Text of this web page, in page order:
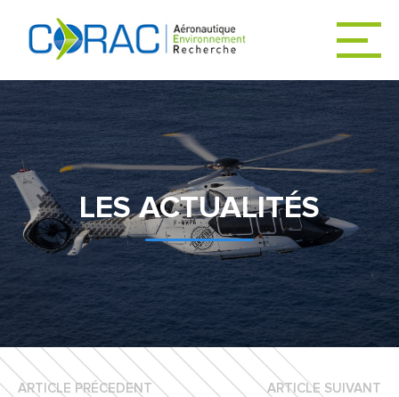
ACCUEIL
ACTUALITÉS
LE CORAC
DÉCARBONER
L’AVIATION
LES ACTUALITÉS
ARTICLE PRÉCEDENT ARTICLE SUIVANT